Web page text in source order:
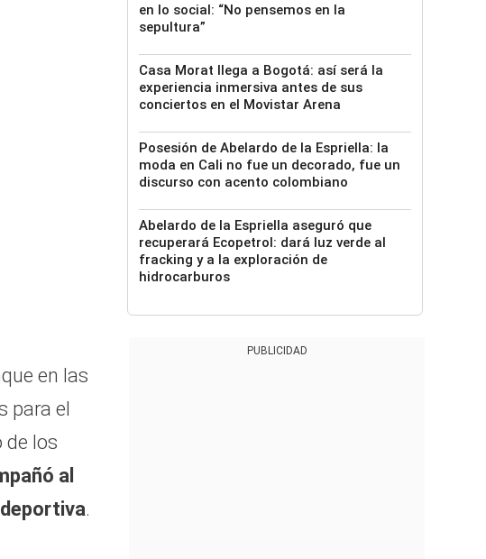
en las
para el
de los
al
.
en lo social: “No pensemos en la
sepultura”
Casa Morat llega a Bogotá: así será la
experiencia inmersiva antes de sus
conciertos en el Movistar Arena
Posesión de Abelardo de la Espriella: la
moda en Cali no fue un decorado, fue un
discurso con acento colombiano
Abelardo de la Espriella aseguró que
recuperará Ecopetrol: dará luz verde al
fracking y a la exploración de
hidrocarburos
PUBLICIDAD